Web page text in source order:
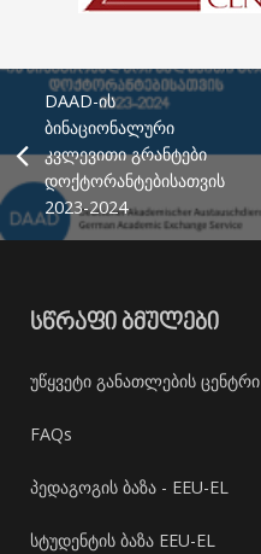
DAAD-ის
ბინაციონალური
კვლევითი გრანტები
დოქტორანტებისათვის
2023-2024
ᲡᲬᲠᲐᲤᲘ ᲑᲛᲣᲚᲔᲑᲘ
უწყვეტი განათლების ცენტრი
FAQs
პედაგოგის ბაზა - EEU-EL
სტუდენტის ბაზა EEU-EL